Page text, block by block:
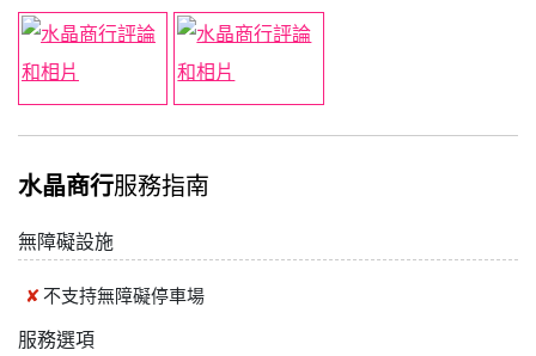
水晶商行服務指南
無障礙設施
不支持無障礙停車場
服務選項